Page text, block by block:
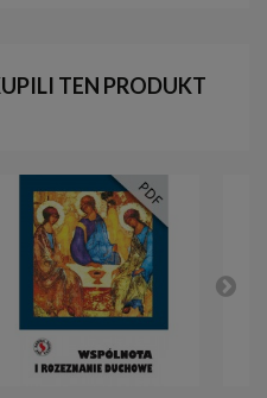
TEN PRODUKT